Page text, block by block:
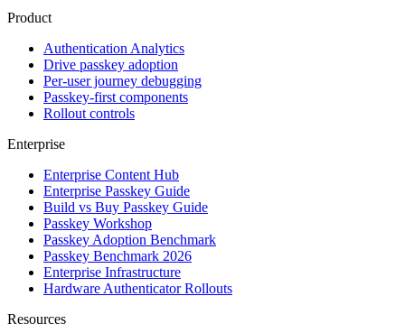
Product
Authentication Analytics
Drive passkey adoption
Per-user journey debugging
Passkey-first components
Rollout controls
Enterprise
Enterprise Content Hub
Enterprise Passkey Guide
Build vs Buy Passkey Guide
Passkey Workshop
Passkey Adoption Benchmark
Passkey Benchmark 2026
Enterprise Infrastructure
Hardware Authenticator Rollouts
Resources